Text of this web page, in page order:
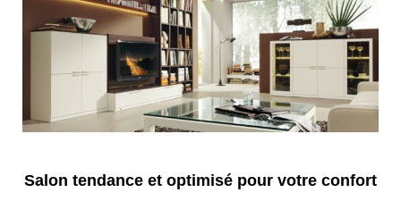
Salon tendance et optimisé pour votre confort